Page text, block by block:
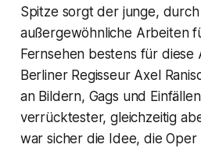
Spitze sorgt der junge,
außergewöhnliche Arbeiten
Fernsehen bestens für
Berliner Regisseur Axel
an Bildern, Gags und
verrücktester, gleichzeitig
war sicher die Idee, die Oper